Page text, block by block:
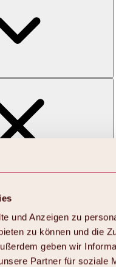
und Anzeigen zu
zu können und die
geben wir
Partner für soziale